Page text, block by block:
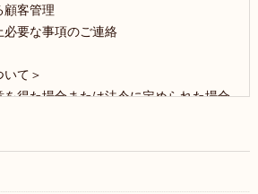
顧客管理
必要な事項のご連絡
て＞
得た場合または法令に定められた場合
て＞